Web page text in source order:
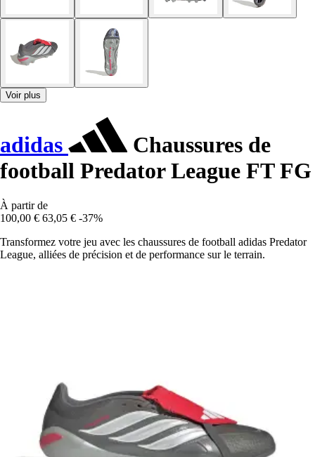
Voir plus
adidas
Chaussures de
football Predator League FT FG
À partir de
100,00 € 63,05 € -37%
Transformez votre jeu avec les chaussures de football adidas Predator
League, alliées de précision et de performance sur le terrain.